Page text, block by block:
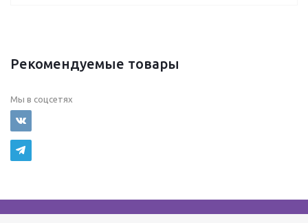
Рекомендуемые товары
Мы в соцсетях